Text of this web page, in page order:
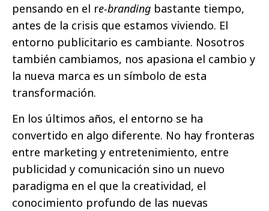
pensando en el re-branding bastante tiempo,
antes de la crisis que estamos viviendo. El
entorno publicitario es cambiante. Nosotros
también cambiamos, nos apasiona el cambio y
la nueva marca es un símbolo de esta
transformación.
En los últimos años, el entorno se ha
convertido en algo diferente. No hay fronteras
entre marketing y entretenimiento, entre
publicidad y comunicación sino un nuevo
paradigma en el que la creatividad, el
conocimiento profundo de las nuevas